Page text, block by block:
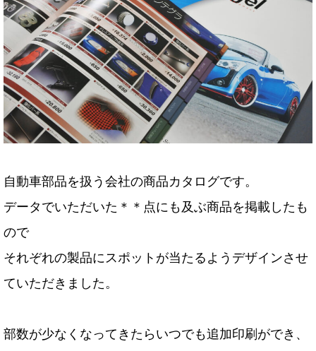
自動車部品を扱う会社の商品カタログです。
データでいただいた＊＊点にも及ぶ商品を掲載したも
ので
それぞれの製品にスポットが当たるようデザインさせ
ていただきました。
部数が少なくなってきたらいつでも追加印刷ができ、